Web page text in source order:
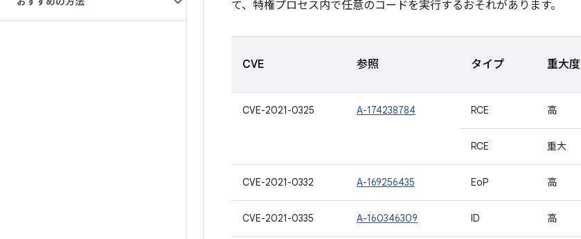
て、特権プロセス内で任意のコードを実行するおそれがあります。
CVE 参照 タイプ 重大度
CVE-2021-0325 A-174238784 RCE 高
RCE 重大
CVE-2021-0332 A-169256435 EoP 高
CVE-2021-0335 A-160346309 ID 高